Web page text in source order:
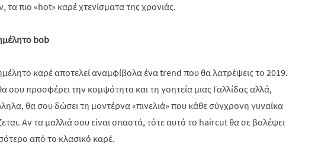
τα πιο «hot» καρέ χτενίσματα της χρονιάς.
bob
καρέ αποτελεί αναμφίβολα ένα trend που θα λατρέψεις το 2019.
σου προσφέρει την κομψότητα και τη γοητεία μιας Γαλλίδας αλλά,
θα σου δώσει τη μοντέρνα «πινελιά» που κάθε σύγχρονη γυναίκα
Αν τα μαλλιά σου είναι σπαστά, τότε αυτό το haircut θα σε βολέψει
από το κλασικό καρέ.